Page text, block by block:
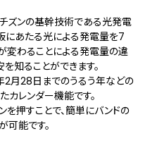
ズンの基幹技術である光発電
にあたる光による発電量を7
変わることによる発電量の違
知ることができます。
2月28日までのうるう年などの
レンダー機能です。
を押すことで、簡単にバンドの
能です。